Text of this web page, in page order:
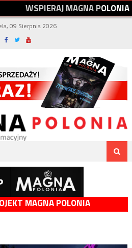
WSPIERAJMAGNAPOLONIA
09 Sierpnia 2026
MAGNA POLONIA